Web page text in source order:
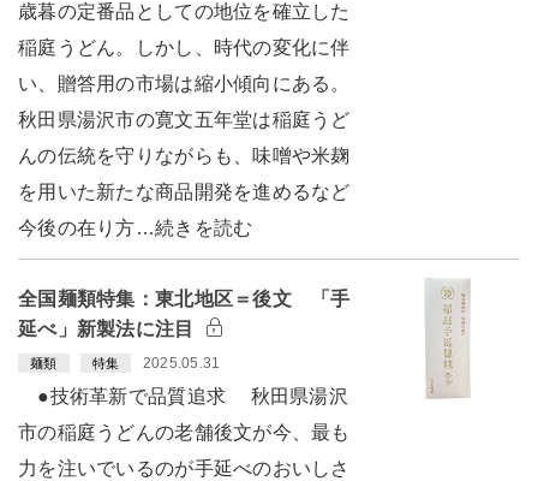
歳暮の定番品としての地位を確立した
稲庭うどん。しかし、時代の変化に伴
い、贈答用の市場は縮小傾向にある。
秋田県湯沢市の寛文五年堂は稲庭うど
んの伝統を守りながらも、味噌や米麹
を用いた新たな商品開発を進めるなど
今後の在り方…続きを読む
全国麺類特集：東北地区＝後文 「手
延べ」新製法に注目
麺類 特集 2025.05.31
●技術革新で品質追求 秋田県湯沢
市の稲庭うどんの老舗後文が今、最も
力を注いでいるのが手延べのおいしさ